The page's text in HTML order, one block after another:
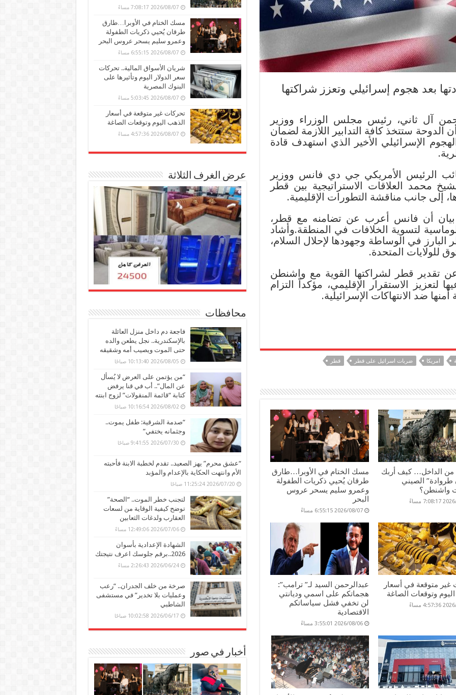
بعد هجوم إسرائيلي وتعزز شراكتها
آل ثاني، رئيس مجلس الوزراء ووزير
الدوحة ستتخذ كافة التدابير اللازمة لضمان
الإسرائيلي الأخير الذي استهدف قادة
الرئيس الأمريكي جي دي فانس ووزير
محمد العلاقات الاستراتيجية بين قطر
إلى جانب مناقشة التطورات الإقليمية.
أن فانس أعرب عن تضامنه مع قطر،
لتسوية الخلافات في المنطقة.وأشاد
في الوساطة وجهودها لإحلال السلام،
للولايات المتحدة.
تقدير قطر لشراكتها القوية مع واشنطن
لتعزيز الاستقرار الإقليمي، مؤكداً التزام
ضد الانتهاكات الإسرائيلية.
امريكا ضربات اسرائيل على قطر قطر
من الداخل… كيف أربك
الصيني
واشنطن؟
مساءً
مسك الختام في الأوبرا…طارق
طرقان يُحيي ذكريات الطفولة
وعمرو سليم يسحر عروس
البحر
2026/08/07 6:55:15 مساءً
غير متوقعة في أسعار
وتوقعات الصاغة
مساءً
عبدالرحمن السيد لـ” ترامب”:
هجماتكم على اسمي وديانتي
لن تخفي فشل سياساتكم
الاقتصادية
2026/08/06 3:55:01 مساءً
2026/08/07 7:08:17 مساءً
مسك الختام في الأوبرا…طارق
طرقان يُحيي ذكريات الطفولة
وعمرو سليم يسحر عروس البحر
2026/08/07 6:55:15 مساءً
شريان الأسواق المالية.. تحركات
سعر الدولار اليوم وتأثيرها على
البنوك المصرية
2026/08/07 5:03:45 مساءً
تحركات غير متوقعة في أسعار
الذهب اليوم وتوقعات الصاغة
2026/08/07 4:57:36 مساءً
عرض الغرف الثلاثة
محافظات
فاجعة دم داخل منزل العائلة
بالإسكندرية.. نجل يطعن والده
حتى الموت ويصيب أمه وشقيقه
2026/08/05 10:13:40 صباحًا
“من يؤتمن على العرض لا يُسأل
عن المال”.. أب في قنا يرفض
كتابة “قائمة المنقولات” لزوج ابنته
2026/08/02 10:16:54 صباحًا
“صدمة الشرقية: طفل يموت..
وجثمانه يختفي”
2026/07/30 9:41:55 صباحًا
“عشق محرم” يهز الصعيد.. تقدم لخطبة الابنة فأحبته
الأم وانتهت الحكاية بالإعدام والمؤبد
2026/07/20 11:25:24 صباحًا
لتجنب خطر الموت.. “الصحة”
توضح كيفية الوقاية من لسعات
العقارب ولدغات الثعابين
2026/07/06 12:49:06 مساءً
الشهادة الإعدادية بأسوان
2026..برقم جلوسك اعرف نتيجتك
2026/06/24 2:26:43 مساءً
صرخة من خلف الجدران.. “رعب
وعمليات بلا تخدير” في مستشفى
الشاطبي
2026/06/17 10:02:58 صباحًا
أخبار في صور